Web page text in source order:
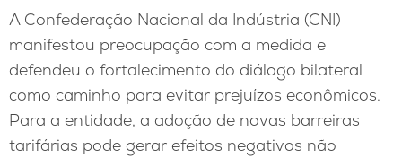
A Confederação Nacional da Indústria (CNI)
manifestou preocupação com a medida e
defendeu o fortalecimento do diálogo bilateral
como caminho para evitar prejuízos econômicos.
Para a entidade, a adoção de novas barreiras
tarifárias pode gerar efeitos negativos não